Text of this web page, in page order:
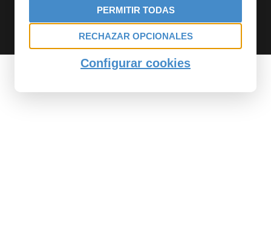
PERMITIR TODAS
RECHAZAR OPCIONALES
Configurar cookies
Savel © 2017